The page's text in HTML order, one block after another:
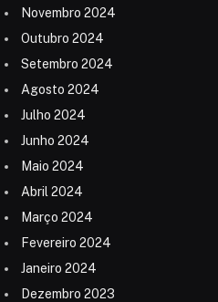
Novembro 2024
Outubro 2024
Setembro 2024
Agosto 2024
Julho 2024
Junho 2024
Maio 2024
Abril 2024
Março 2024
Fevereiro 2024
Janeiro 2024
Dezembro 2023